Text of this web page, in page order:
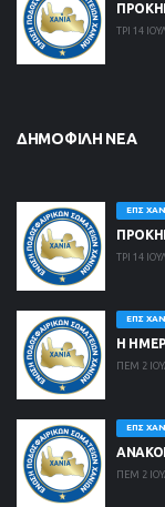
ΤΡΙ 14
ΔΗΜΟΦΙΛΉ ΝΈΑ
ΕΠΣ
ΤΡΙ 14
ΕΠΣ
Η
ΠΕΜ 2
ΕΠΣ
ΠΕΜ 2